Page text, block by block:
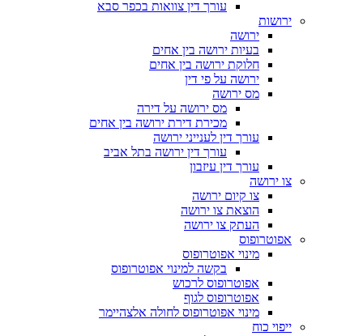
עורך דין צוואות בכפר סבא
ירושות
ירושה
בעיות ירושה בין אחים
חלוקת ירושה בין אחים
ירושה על פי דין
מס ירושה
מס ירושה על דירה
מכירת דירת ירושה בין אחים
עורך דין לענייני ירושה
עורך דין ירושה בתל אביב
עורך דין עיזבון
צו ירושה
צו קיום ירושה
הוצאת צו ירושה
העתק צו ירושה
אפוטרופוס
מינוי אפוטרופוס
בקשה למינוי אפוטרופוס
אפוטרופוס לרכוש
אפוטרופוס לגוף
מינוי אפוטרופוס לחולה אלצהיימר
ייפוי כוח